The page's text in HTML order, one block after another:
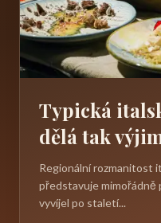
Typická
dělá tak
Regionální rozmanitost
představuje
vyvíjel po staletí...